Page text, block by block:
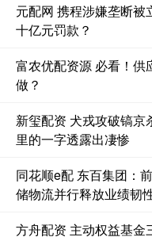
元配网 携程涉嫌垄断
十亿元罚款？
富农优配资源 必看！供
做？
新玺配资 犬戎攻破镐
里的一字透露出凄惨
同花顺e配 东百集团：
储物流并行释放业绩韧
方舟配资 主动权益基金